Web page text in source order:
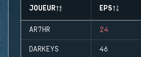
JOUEUR EPS
AR7HR 24
DARKEYS 46